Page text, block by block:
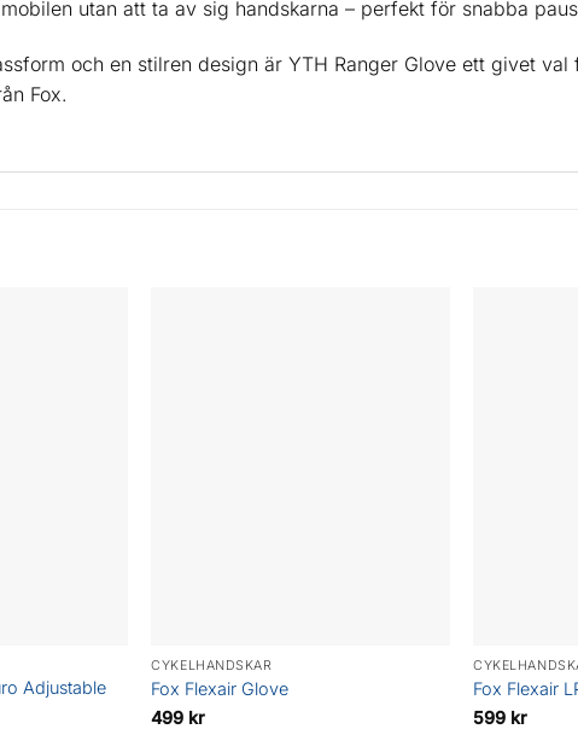
utan att ta av sig handskarna – perfekt för snabba
och en stilren design är YTH Ranger Glove ett givet
Fox.
Adjustable
CYKELHANDSKAR
Fox Flexair Glove
499 kr
Fox Flexair
599 kr